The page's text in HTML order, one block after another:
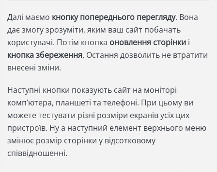
Далі маємо кнопку попереднього перегляду. Вона
дає змогу зрозуміти, яким ваш сайт побачать
користувачі. Потім кнопка оновлення сторінки і
кнопка збереження. Остання дозволить не втратити
внесені зміни.
Наступні кнопки показують сайт на моніторі
комп’ютера, планшеті та телефоні. При цьому ви
можете тестувати різні розміри екранів усіх цих
пристроїв. Ну а наступний елемент верхнього меню
змінює розмір сторінки у відсотковому
співвідношенні.